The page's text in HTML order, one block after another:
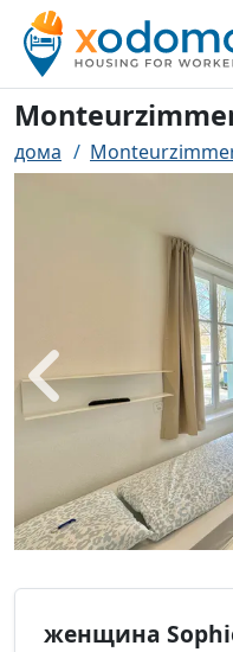
дома
назад
женщина